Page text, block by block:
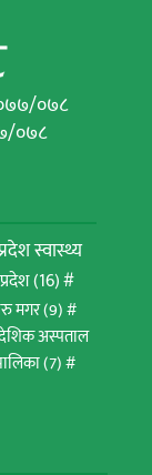
०७८
०७८
स्वास्थ्य
(16)
मगर(9)
अस्पताल
(7)